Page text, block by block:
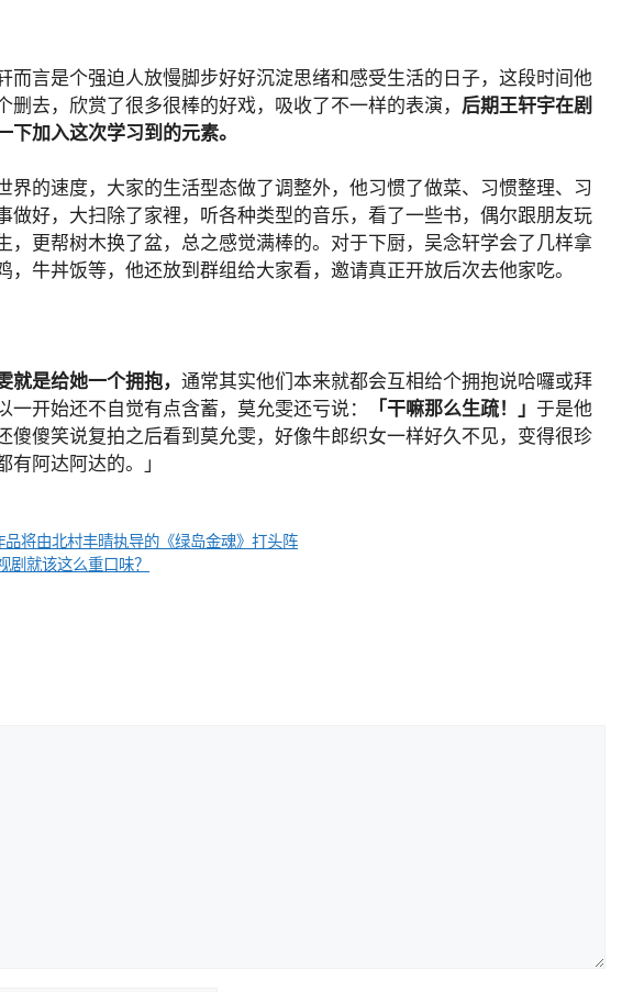
而言是个强迫人放慢脚步好好沉淀思绪和感受生活的日子，这段时间他
删去，欣赏了很多很棒的好戏，吸收了不一样的表演， 后期王轩宇在剧
加入这次学习到的元素。
界的速度，大家的生活型态做了调整外，他习惯了做菜、习惯整理、习
做好，大扫除了家裡，听各种类型的音乐，看了一些书，偶尔跟朋友玩
，更帮树木换了盆，总之感觉满棒的。对于下厨，吴念轩学会了几样拿
，牛丼饭等，他还放到群组给大家看，邀请真正开放后次去他家吃。
是给她一个拥抱， 通常其实他们本来就都会互相给个拥抱说哈囉或拜
开始还不自觉有点含蓄，莫允雯还亏说：
「干嘛那么生疏！」 于是他
傻傻笑说复拍之后看到莫允雯，好像牛郎织女一样好久不见，变得很珍
阿达阿达的。」
品将由北村丰晴执导的《绿岛金魂》打头阵
剧就该这么重口味？